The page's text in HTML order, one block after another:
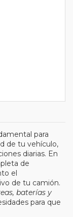
para
de tu vehículo,
diarias. En
de
el
de tu camión.
baterías y
para que